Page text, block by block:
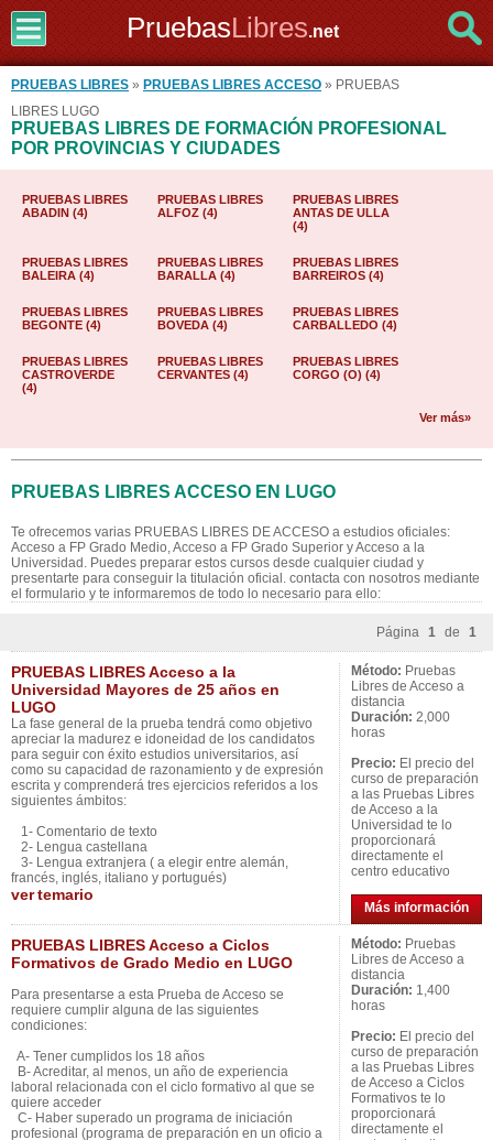
PruebasLibres.net
PRUEBAS LIBRES » PRUEBAS LIBRES ACCESO » PRUEBAS
LIBRES LUGO
PRUEBAS LIBRES DE FORMACIÓN PROFESIONAL
POR PROVINCIAS Y CIUDADES
PRUEBAS LIBRES
ABADIN (4)
PRUEBAS LIBRES
ALFOZ (4)
PRUEBAS LIBRES
ANTAS DE ULLA
(4)
PRUEBAS LIBRES
BALEIRA (4)
PRUEBAS LIBRES
BARALLA (4)
PRUEBAS LIBRES
BARREIROS (4)
PRUEBAS LIBRES
BEGONTE (4)
PRUEBAS LIBRES
BOVEDA (4)
PRUEBAS LIBRES
CARBALLEDO (4)
PRUEBAS LIBRES
CASTROVERDE
(4)
PRUEBAS LIBRES
CERVANTES (4)
PRUEBAS LIBRES
CORGO (O) (4)
Ver más»
PRUEBAS LIBRES ACCESO EN LUGO
Te ofrecemos varias PRUEBAS LIBRES DE ACCESO a estudios oficiales:
Acceso a FP Grado Medio, Acceso a FP Grado Superior y Acceso a la
Universidad. Puedes preparar estos cursos desde cualquier ciudad y
presentarte para conseguir la titulación oficial. contacta con nosotros mediante
el formulario y te informaremos de todo lo necesario para ello:
Página 1 de 1
PRUEBAS LIBRES Acceso a la
Universidad Mayores de 25 años en
LUGO
La fase general de la prueba tendrá como objetivo
apreciar la madurez e idoneidad de los candidatos
para seguir con éxito estudios universitarios, así
como su capacidad de razonamiento y de expresión
escrita y comprenderá tres ejercicios referidos a los
siguientes ámbitos:
1- Comentario de texto
2- Lengua castellana
3- Lengua extranjera ( a elegir entre alemán,
francés, inglés, italiano y portugués)
vertemario
Método: Pruebas
Libres de Acceso a
distancia
Duración: 2,000
horas
Precio: El precio del
curso de preparación
a las Pruebas Libres
de Acceso a la
Universidad te lo
proporcionará
directamente el
centro educativo
Más información
PRUEBAS LIBRES Acceso a Ciclos
Formativos de Grado Medio en LUGO
Para presentarse a esta Prueba de Acceso se
requiere cumplir alguna de las siguientes
condiciones:
A- Tener cumplidos los 18 años
B- Acreditar, al menos, un año de experiencia
laboral relacionada con el ciclo formativo al que se
quiere acceder
C- Haber superado un programa de iniciación
profesional (programa de preparación en un oficio a
Método: Pruebas
Libres de Acceso a
distancia
Duración: 1,400
horas
Precio: El precio del
curso de preparación
a las Pruebas Libres
de Acceso a Ciclos
Formativos te lo
proporcionará
directamente el